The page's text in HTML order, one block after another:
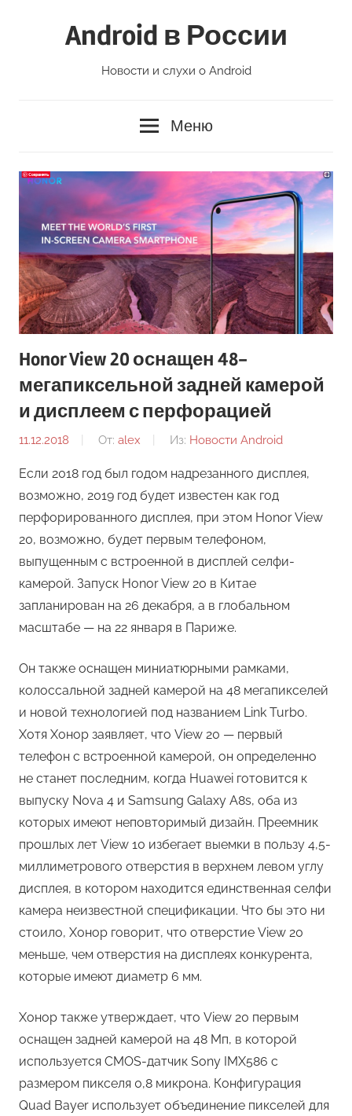
Android в России
Новости и слухи о Android
Меню
Honor View 20 оснащен 48-
мегапиксельной задней камерой
и дисплеем с перфорацией
11.12.2018 От: alex Из: Новости Android
Если 2018 год был годом надрезанного дисплея,
возможно, 2019 год будет известен как год
перфорированного дисплея, при этом Honor View
20, возможно, будет первым телефоном,
выпущенным с встроенной в дисплей селфи-
камерой. Запуск Honor View 20 в Китае
запланирован на 26 декабря, а в глобальном
масштабе — на 22 января в Париже.
Он также оснащен миниатюрными рамками,
колоссальной задней камерой на 48 мегапикселей
и новой технологией под названием Link Turbo.
Хотя Хонор заявляет, что View 20 — первый
телефон с встроенной камерой, он определенно
не станет последним, когда Huawei готовится к
выпуску Nova 4 и Samsung Galaxy A8s, оба из
которых имеют неповторимый дизайн. Преемник
прошлых лет View 10 избегает выемки в пользу 4,5-
миллиметрового отверстия в верхнем левом углу
дисплея, в котором находится единственная селфи
камера неизвестной спецификации. Что бы это ни
стоило, Хонор говорит, что отверстие View 20
меньше, чем отверстия на дисплеях конкурента,
которые имеют диаметр 6 мм.
Хонор также утверждает, что View 20 первым
оснащен задней камерой на 48 Мп, в которой
используется CMOS-датчик Sony IMX586 с
размером пикселя 0,8 микрона. Конфигурация
Quad Bayer использует объединение пикселей для